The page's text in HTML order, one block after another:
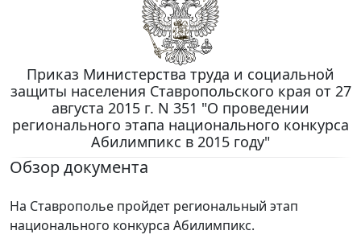
Приказ Министерства труда и социальной
защиты населения Ставропольского края от 27
августа 2015 г. N 351 "О проведении
регионального этапа национального конкурса
Абилимпикс в 2015 году"
Обзор документа
На Ставрополье пройдет региональный этап
национального конкурса Абилимпикс.